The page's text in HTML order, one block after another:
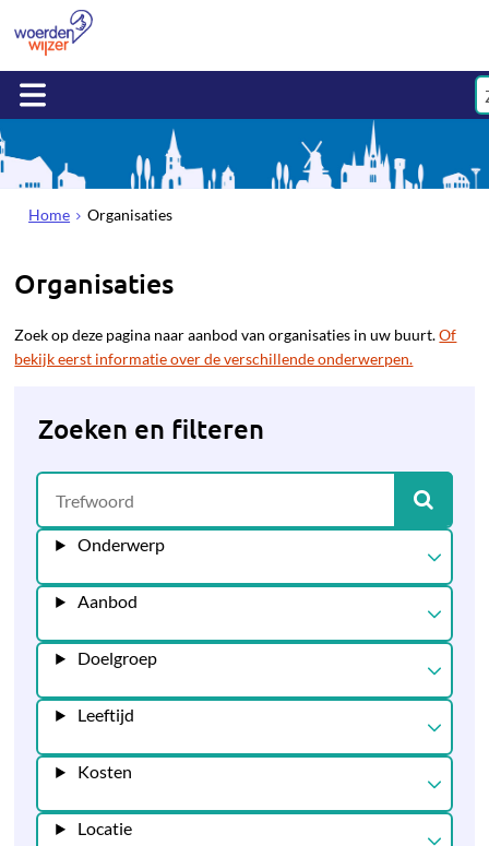
Home Organisaties
Organisaties
Zoek op deze pagina naar aanbod van organisaties in uw buurt.Of
bekijk eerst informatie over de verschillende onderwerpen.
Zoeken en filteren
Onderwerp
Aanbod
Doelgroep
Leeftijd
Kosten
Locatie